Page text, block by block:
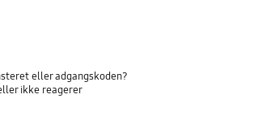
eller adgangskoden?
ikke reagerer